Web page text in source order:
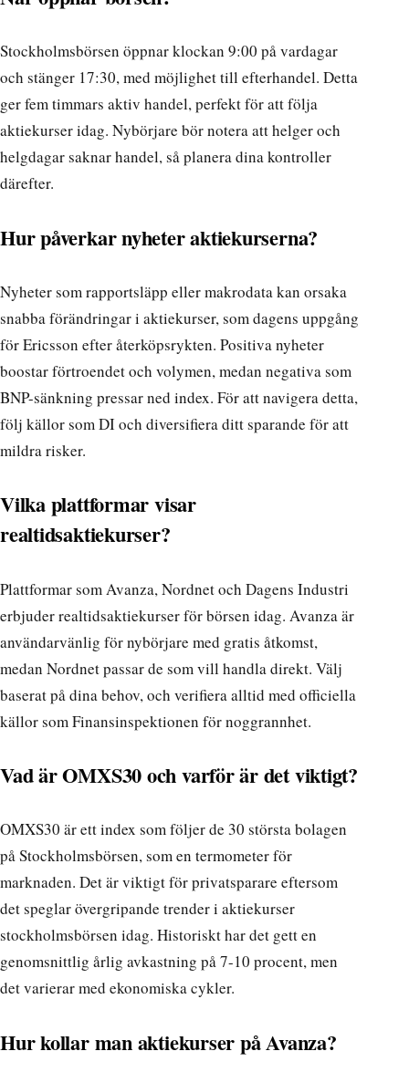
Stockholmsbörsen öppnar klockan 9:00 på vardagar
och stänger 17:30, med möjlighet till efterhandel. Detta
ger fem timmars aktiv handel, perfekt för att följa
aktiekurser idag. Nybörjare bör notera att helger och
helgdagar saknar handel, så planera dina kontroller
därefter.
Hur påverkar nyheter aktiekurserna?
Nyheter som rapportsläpp eller makrodata kan orsaka
snabba förändringar i aktiekurser, som dagens uppgång
för Ericsson efter återköpsrykten. Positiva nyheter
boostar förtroendet och volymen, medan negativa som
BNP-sänkning pressar ned index. För att navigera detta,
följ källor som DI och diversifiera ditt sparande för att
mildra risker.
Vilka plattformar visar
realtidsaktiekurser?
Plattformar som Avanza, Nordnet och Dagens Industri
erbjuder realtidsaktiekurser för börsen idag. Avanza är
användarvänlig för nybörjare med gratis åtkomst,
medan Nordnet passar de som vill handla direkt. Välj
baserat på dina behov, och verifiera alltid med officiella
källor som Finansinspektionen för noggrannhet.
Vad är OMXS30 och varför är det viktigt?
OMXS30 är ett index som följer de 30 största bolagen
på Stockholmsbörsen, som en termometer för
marknaden. Det är viktigt för privatsparare eftersom
det speglar övergripande trender i aktiekurser
stockholmsbörsen idag. Historiskt har det gett en
genomsnittlig årlig avkastning på 7-10 procent, men
det varierar med ekonomiska cykler.
Hur kollar man aktiekurser på Avanza?